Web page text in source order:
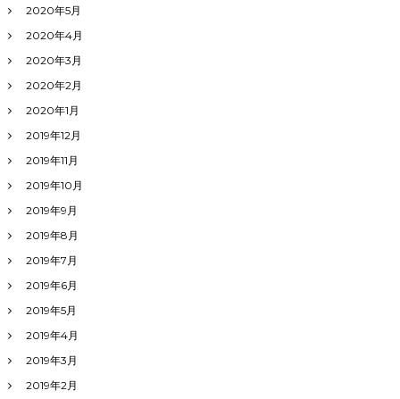
2020年5月
2020年4月
2020年3月
2020年2月
2020年1月
2019年12月
2019年11月
2019年10月
2019年9月
2019年8月
2019年7月
2019年6月
2019年5月
2019年4月
2019年3月
2019年2月